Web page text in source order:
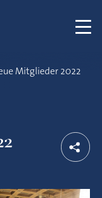
Mitglieder 2022